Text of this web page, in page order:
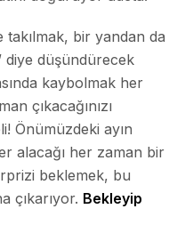
bir yandan da
diye düşündürecek
kaybolmak her
çıkacağınızı
Önümüzdeki ayın
alacağı her zaman bir
beklemek, bu
çıkarıyor. Bekleyip